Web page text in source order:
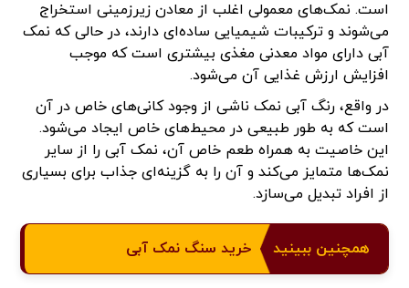
است. نمک‌های معمولی اغلب از معادن زیرزمینی استخراج
می‌شوند و ترکیبات شیمیایی ساده‌ای دارند، در حالی که نمک
آبی دارای مواد معدنی مغذی بیشتری است که موجب
افزایش ارزش غذایی آن می‌شود.
در واقع، رنگ آبی نمک ناشی از وجود کانی‌های خاص در آن
است که به طور طبیعی در محیط‌های خاص ایجاد می‌شود.
این خاصیت به همراه طعم خاص آن، نمک آبی را از سایر
نمک‌ها متمایز می‌کند و آن را به گزینه‌ای جذاب برای بسیاری
از افراد تبدیل می‌سازد.
همچنین ببینید خرید سنگ نمک آبی